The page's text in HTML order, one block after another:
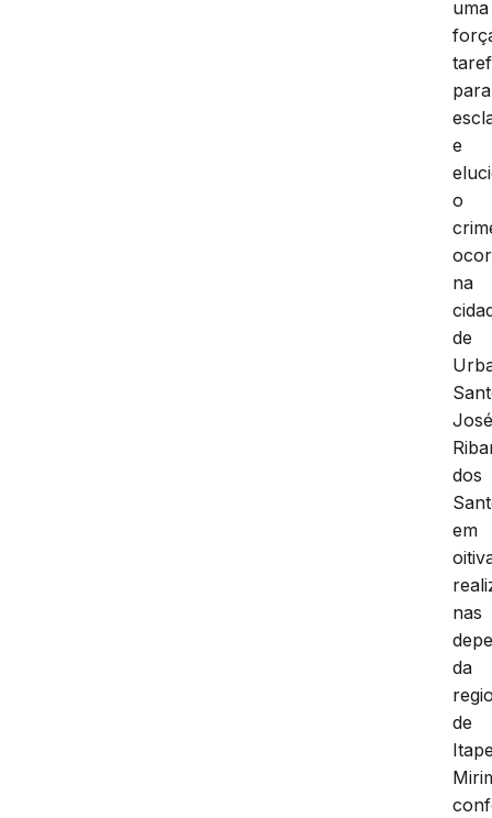
uma
para
e
o
na
de
dos
em
nas
da
de